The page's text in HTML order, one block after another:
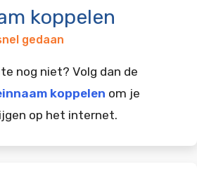
koppelen
gedaan
nog niet? Volg dan de
koppelen om je
op het internet.